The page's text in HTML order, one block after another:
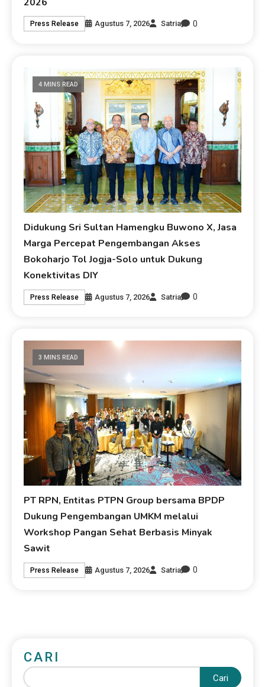
Press Release Agustus 7, 2026 Satria 0
4 MINS READ
Didukung Sri Sultan Hamengku Buwono X, Jasa
Marga Percepat Pengembangan Akses
Bokoharjo Tol Jogja-Solo untuk Dukung
Konektivitas DIY
Press Release Agustus 7, 2026 Satria 0
3 MINS READ
PT RPN, Entitas PTPN Group bersama BPDP
Dukung Pengembangan UMKM melalui
Workshop Pangan Sehat Berbasis Minyak
Sawit
Press Release Agustus 7, 2026 Satria 0
CARI
Cari